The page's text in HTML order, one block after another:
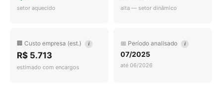
setor aquecido alta — setor dinâmico
🏢 Custo empresa (est.) i
R$ 5.713
estimado com encargos
📅 Período analisado i
07/2025
até 06/2026